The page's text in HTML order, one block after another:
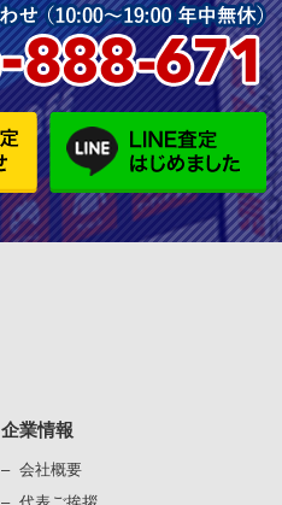
企業情報
会社概要